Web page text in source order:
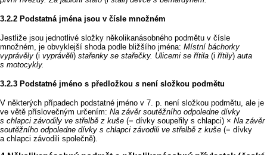
Podstatná jména jsou v čísle množném
Jestliže jsou jednotlivé složky několikanásobného podmětu v čísle
množném, je obvyklejší shoda podle bližšího jména: Místní báchorky
vyprávěly (i vyprávěli) stařenky se stařečky. Ulicemi se řítila (i řítily) auta
s motocykly.
Podstatné jméno s předložkou s není složkou podmětu
V některých případech podstatné jméno v 7. p. není složkou podmětu, ale je
ve větě příslovečným určením: Na závěr soutěžního odpoledne dívky
s chlapci závodily ve střelbě z kuše (= dívky soupeřily s chlapci) × Na závěr
soutěžního odpoledne dívky s chlapci závodili ve střelbě z kuše (= dívky
a chlapci závodili společně).